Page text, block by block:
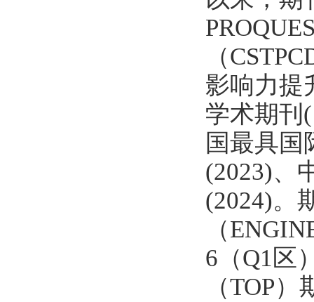
（
影响力提
学术期刊
国最具国
(2023)、
(2024)。
（
6（Q1区
（TOP）